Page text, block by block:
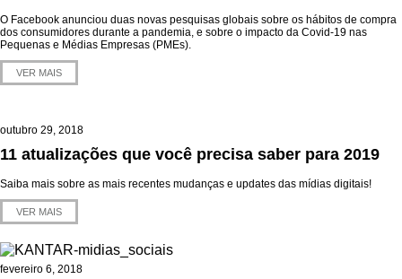
O Facebook anunciou duas novas pesquisas globais sobre os hábitos de compra
dos consumidores durante a pandemia, e sobre o impacto da Covid-19 nas
Pequenas e Médias Empresas (PMEs).
VER MAIS
outubro 29, 2018
11 atualizações que você precisa saber para 2019
Saiba mais sobre as mais recentes mudanças e updates das mídias digitais!
VER MAIS
fevereiro 6, 2018